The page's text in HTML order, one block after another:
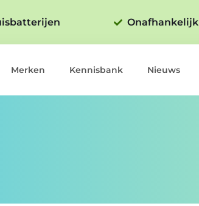
Onafhankelijk
Merken Kennisbank Nieuws